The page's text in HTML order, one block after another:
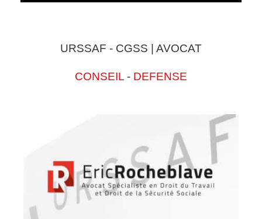
URSSAF - CGSS | AVOCAT
CONSEIL - DEFENSE